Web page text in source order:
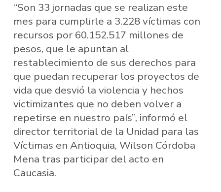
“Son 33 jornadas que se realizan este
mes para cumplirle a 3.228 víctimas con
recursos por 60.152.517 millones de
pesos, que le apuntan al
restablecimiento de sus derechos para
que puedan recuperar los proyectos de
vida que desvió la violencia y hechos
victimizantes que no deben volver a
repetirse en nuestro país”, informó el
director territorial de la Unidad para las
Víctimas en Antioquia, Wilson Córdoba
Mena tras participar del acto en
Caucasia.